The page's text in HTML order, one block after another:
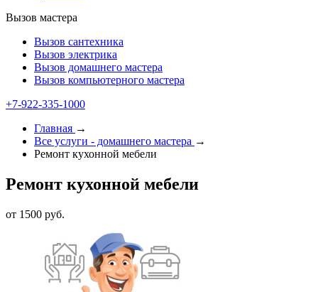
Вызов мастера
Вызов сантехника
Вызов электрика
Вызов домашнего мастера
Вызов компьютерного мастера
+7-922-335-1000
Главная →
Все услуги - домашнего мастера →
Ремонт кухонной мебели
Ремонт кухонной мебели
от 1500 руб.